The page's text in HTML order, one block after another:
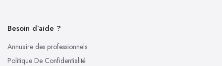
Besoin d’aide ?
Annuaire des professionnels
Politique De Confidentialité